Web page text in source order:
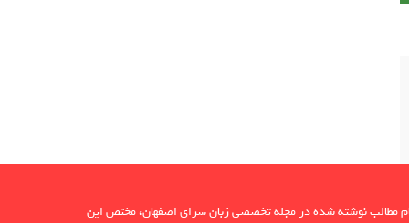
مطالب نوشته شده در مجله تخصصی زبان سرای اصفهان، مختص این